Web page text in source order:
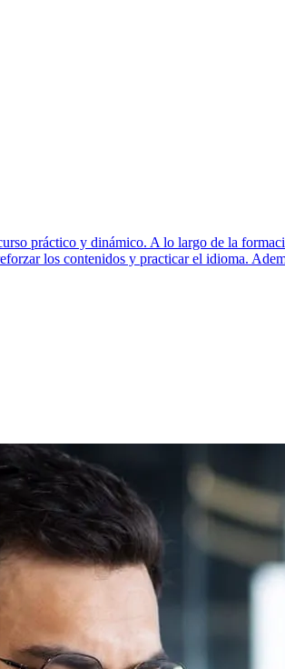
práctico y dinámico. A lo largo de la
los contenidos y practicar el idioma.